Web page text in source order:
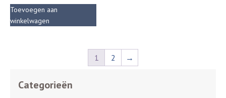
Toevoegen aan
winkelwagen
1 2 →
Categorieën